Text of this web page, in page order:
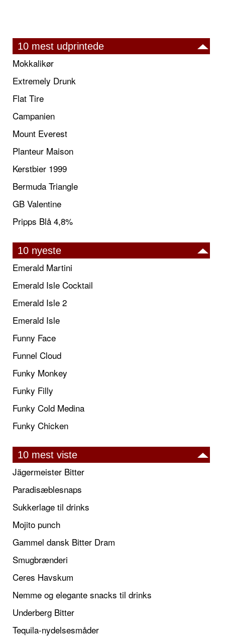
10 mest udprintede
Mokkalikør
Extremely Drunk
Flat Tire
Campanien
Mount Everest
Planteur Maison
Kerstbier 1999
Bermuda Triangle
GB Valentine
Pripps Blå 4,8%
10 nyeste
Emerald Martini
Emerald Isle Cocktail
Emerald Isle 2
Emerald Isle
Funny Face
Funnel Cloud
Funky Monkey
Funky Filly
Funky Cold Medina
Funky Chicken
10 mest viste
Jägermeister Bitter
Paradisæblesnaps
Sukkerlage til drinks
Mojito punch
Gammel dansk Bitter Dram
Smugbrænderi
Ceres Havskum
Nemme og elegante snacks til drinks
Underberg Bitter
Tequila-nydelsesmåder